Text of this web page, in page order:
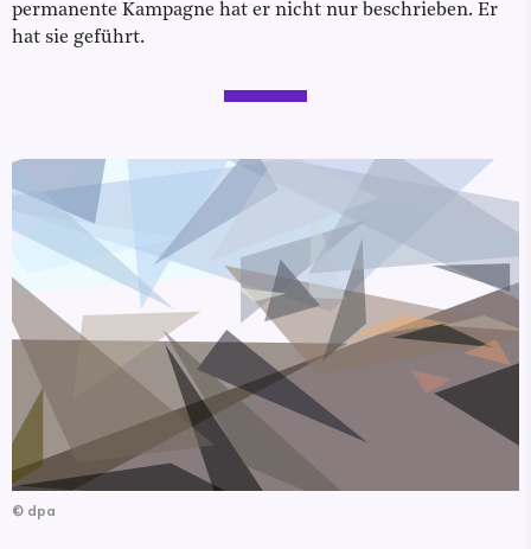
permanente Kampagne hat er nicht nur beschrieben. Er
hat sie geführt.
© dpa